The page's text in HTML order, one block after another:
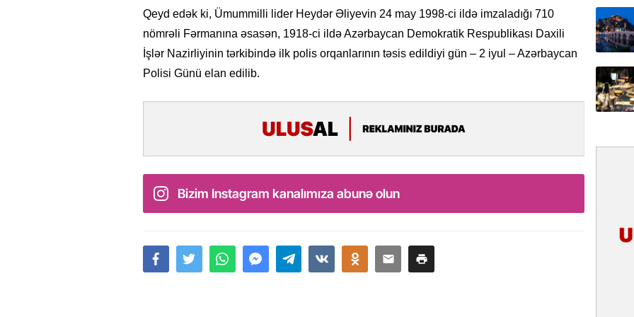
Qeyd edək ki, Ümummilli lider Heydər Əliyevin 24 may 1998-ci ildə imzaladığı 710
nömrəli Fərmanına əsasən, 1918-ci ildə Azərbaycan Demokratik Respublikası Daxili
İşlər Nazirliyinin tərkibində ilk polis orqanlarının təsis edildiyi gün – 2 iyul – Azərbaycan
Polisi Günü elan edilib.
Bizim Instagram kanalımıza abunə olun
İlin ilk
çox
Yeni